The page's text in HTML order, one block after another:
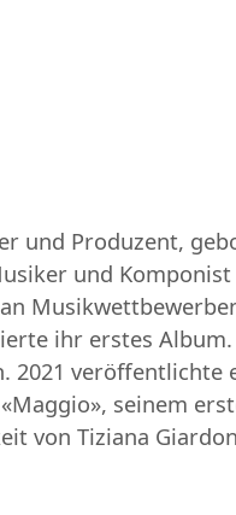
und Produzent,
und
ihr erstes
veröffentlichte
seinem
von Tiziana